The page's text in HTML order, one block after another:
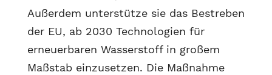
Außerdem unterstütze sie das Bestreben
der EU, ab 2030 Technologien für
erneuerbaren Wasserstoff in großem
Maßstab einzusetzen. Die Maßnahme